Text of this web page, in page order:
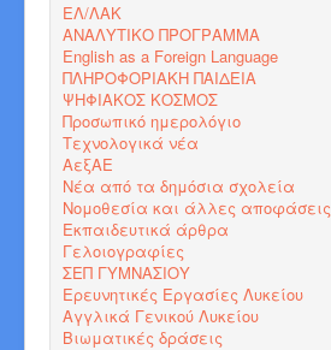
ΕΛ/ΛΑΚ
ΑΝΑΛΥΤΙΚΟ ΠΡΟΓΡΑΜΜΑ
English as a Foreign Language
ΠΛΗΡΟΦΟΡΙΑΚΗ ΠΑΙΔΕΙΑ
ΨΗΦΙΑΚΟΣ ΚΟΣΜΟΣ
Προσωπικό ημερολόγιο
Τεχνολογικά νέα
ΑεξΑΕ
Νέα από τα δημόσια σχολεία
Νομοθεσία και άλλες αποφάσεις
Εκπαιδευτικά άρθρα
Γελοιογραφίες
ΣΕΠ ΓΥΜΝΑΣΙΟΥ
Ερευνητικές Εργασίες Λυκείου
Αγγλικά Γενικού Λυκείου
Βιωματικές δράσεις